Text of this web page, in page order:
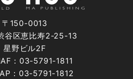
〒150-0013
谷区恵比寿2-25-13
星野ビル2F
：03-5791-1811
：03-5791-1812